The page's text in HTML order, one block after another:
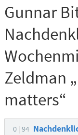
Gunnar
Zeldman
matters“
0 94